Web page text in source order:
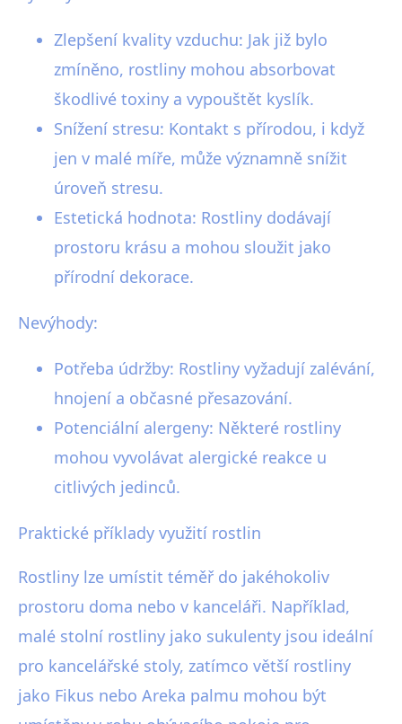
Zlepšení kvality vzduchu: Jak již bylo
zmíněno, rostliny mohou absorbovat
škodlivé toxiny a vypouštět kyslík.
Snížení stresu: Kontakt s přírodou, i když
jen v malé míře, může významně snížit
úroveň stresu.
Estetická hodnota: Rostliny dodávají
prostoru krásu a mohou sloužit jako
přírodní dekorace.
Nevýhody:
Potřeba údržby: Rostliny vyžadují zalévání,
hnojení a občasné přesazování.
Potenciální alergeny: Některé rostliny
mohou vyvolávat alergické reakce u
citlivých jedinců.
Praktické příklady využití rostlin
Rostliny lze umístit téměř do jakéhokoliv
prostoru doma nebo v kanceláři. Například,
malé stolní rostliny jako sukulenty jsou ideální
pro kancelářské stoly, zatímco větší rostliny
jako Fikus nebo Areka palmu mohou být